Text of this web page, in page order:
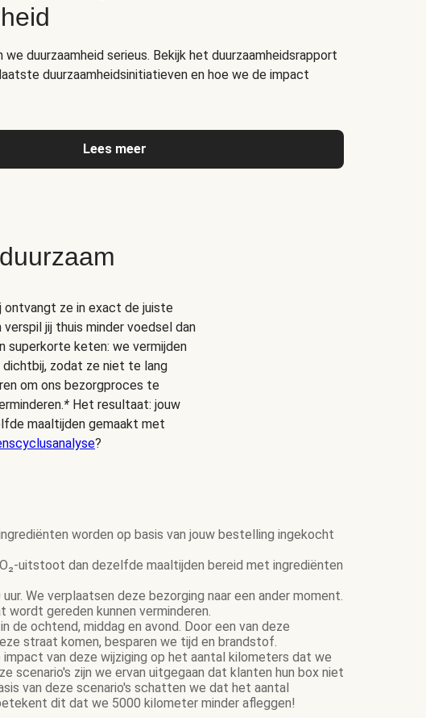
we duurzaamheid serieus. Bekijk het duurzaamheidsrapport
duurzaamheidsinitiatieven en hoe we de impact
Lees meer
ontvangt ze in exact de juiste
jij thuis minder voedsel dan
superkorte keten: we vermijden
dichtbij, zodat ze niet te lang
om ons bezorgproces te
* Het resultaat: jouw
maaltijden gemaakt met
?
worden op basis van jouw bestelling ingekocht
uitstoot dan dezelfde maaltijden bereid met ingrediënten
We verplaatsen deze bezorging naar een ander moment.
gereden kunnen verminderen.
ochtend, middag en avond. Door een van deze
straat komen, besparen we tijd en brandstof.
van deze wijziging op het aantal kilometers dat we
scenario's zijn we ervan uitgegaan dat klanten hun box niet
van deze scenario's schatten we dat het aantal
dit dat we 5000 kilometer minder afleggen!